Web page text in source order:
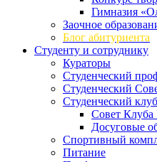
Гимназия
Заочное
Блог абитуриента
Студенту и сотруднику
Кураторы
Студенческий
Студенческий
Студенческий клуб
Совет Клуба
Досуговые
Спортивный
Питание